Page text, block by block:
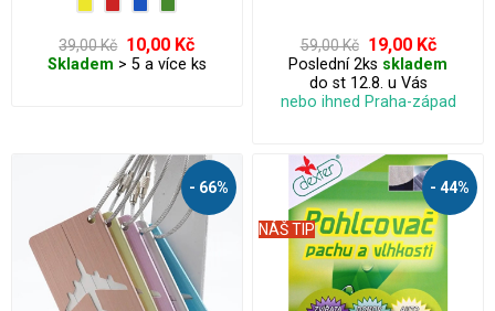
39,00 Kč 10,00 Kč
Skladem > 5 a více ks
59,00 Kč 19,00 Kč
Poslední 2ks skladem
do st 12.8. u Vás
nebo ihned Praha-západ
- 66% - 44%
NÁŠ TIP